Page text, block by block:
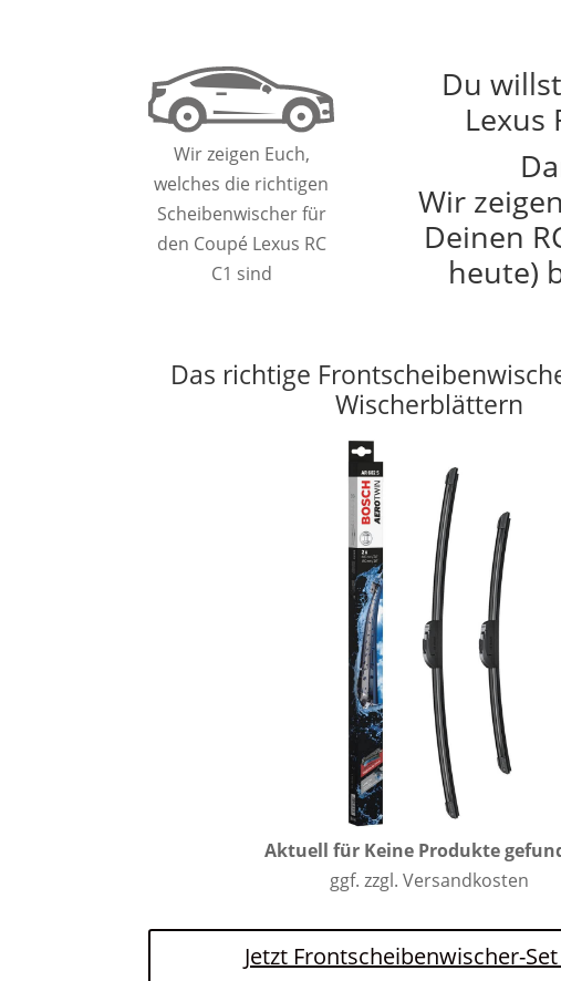
Wir zeigen Euch,
welches die richtigen
Scheibenwischer für
den Coupé Lexus RC
C1 sind
Du
Lexus
Wir
Deinen
heute)
Das richtige
Wischerblättern
Aktuell für Keine Produkte
ggf. zzgl. Versandkosten
Jetzt Frontscheibenwischer-